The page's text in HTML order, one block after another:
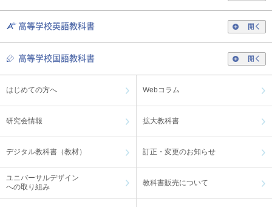
高等学校英語教科書 開く
高等学校国語教科書 開く
はじめての方へ Webコラム
研究会情報 拡大教科書
デジタル教科書（教材） 訂正・変更のお知らせ
ユニバーサルデザイン
への取り組み
教科書販売について